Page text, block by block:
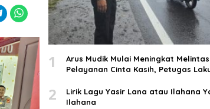
1
Arus Mudik Mulai Meningkat
Pelayanan Cinta Kasih, Petugas
2
Lirik Lagu Yasir Lana atau Ilahana
Ilahana